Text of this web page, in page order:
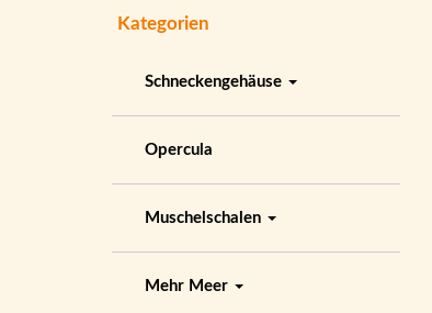
Kategorien
Schneckengehäuse
Opercula
Muschelschalen
Mehr Meer